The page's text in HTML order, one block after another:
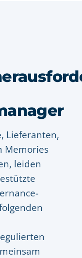
Lieferanten,
Memories
leiden